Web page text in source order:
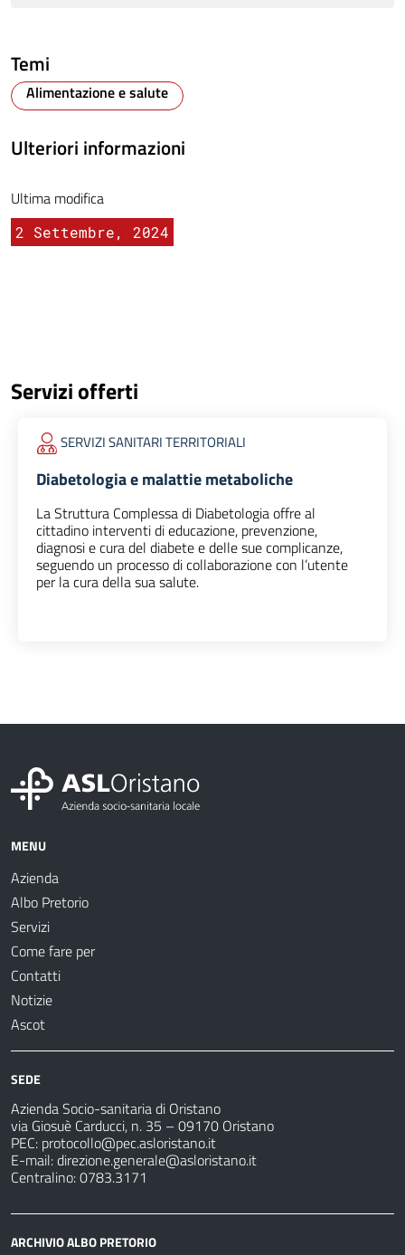
Temi
Alimentazione e salute
Ulteriori informazioni
Ultima modifica
2 Settembre, 2024
Servizi offerti
SERVIZI SANITARI TERRITORIALI
Diabetologia e malattie metaboliche
La Struttura Complessa di Diabetologia offre al
cittadino interventi di educazione, prevenzione,
diagnosi e cura del diabete e delle sue complicanze,
seguendo un processo di collaborazione con l’utente
per la cura della sua salute.
MENU
Azienda
Albo Pretorio
Servizi
Come fare per
Contatti
Notizie
Ascot
SEDE
Azienda Socio-sanitaria di Oristano
via Giosuè Carducci, n. 35 – 09170 Oristano
PEC: protocollo@pec.asloristano.it
E-mail:direzione.generale@asloristano.it
Centralino: 0783.3171
ARCHIVIO ALBO PRETORIO